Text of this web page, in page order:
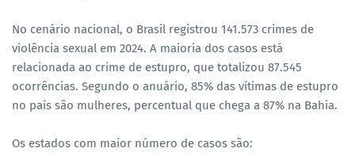
No cenário nacional, o Brasil registrou 141.573 crimes de
violência sexual em 2024. A maioria dos casos está
relacionada ao crime de estupro, que totalizou 87.545
ocorrências. Segundo o anuário, 85% das vítimas de estupro
no país são mulheres, percentual que chega a 87% na Bahia.
Os estados com maior número de casos são: